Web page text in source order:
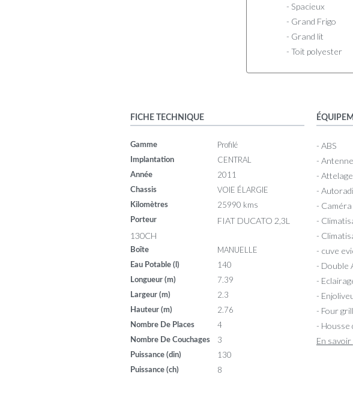
- Spacieux
- Grand Frigo
- Grand lit
- Toit polyester
FICHE TECHNIQUE
Gamme Profilé
Implantation CENTRAL
Année 2011
Chassis VOIE ÉLARGIE
Kilomètres 25990 kms
Porteur
FIAT DUCATO 2,3L
130CH
Boîte MANUELLE
Eau Potable (l) 140
Longueur (m) 7.39
Largeur (m) 2.3
Hauteur (m) 2.76
Nombre De Places 4
Nombre De Couchages 3
Puissance (din) 130
Puissance (ch) 8
- ABS
-
- Attelage
-
-
-
-
- cuve
- Double
-
-
- Four
- Housse
En savoir